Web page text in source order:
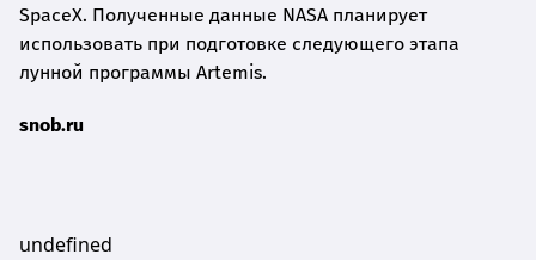
SpaceX. Полученные данные NASA планирует
использовать при подготовке следующего этапа
лунной программы Artemis.
snob.ru
undefined